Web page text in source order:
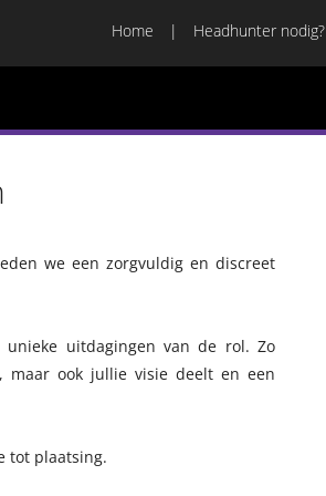
Home Headhunter nodig?
we een zorgvuldig en discreet
uitdagingen van de rol. Zo
maar ook jullie visie deelt en een
tot plaatsing.